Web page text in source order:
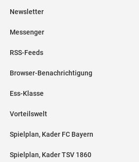
Newsletter
Messenger
RSS-Feeds
Browser-Benachrichtigung
Ess-Klasse
Vorteilswelt
Spielplan, Kader FC Bayern
Spielplan, Kader TSV 1860